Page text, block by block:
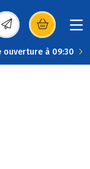
dans une
ouverture à 09:30